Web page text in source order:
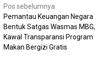
Navigasi
pos
Pos sebelumnya
Pemantau Keuangan Negara
Bentuk Satgas Wasmas MBG,
Kawal Transparansi Program
Makan Bergizi Gratis